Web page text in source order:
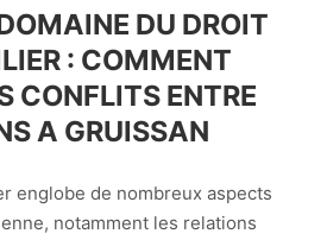
DU DROIT
: COMMENT
CONFLITS ENTRE
A GRUISSAN
englobe de nombreux aspects
notamment les relations